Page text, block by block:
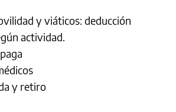
y viáticos: deducción
actividad.
y retiro